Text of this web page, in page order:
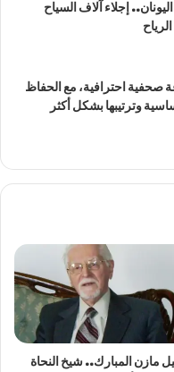
إجلاء آلاف السياح
صحفية احترافية، مع الحفاظ
وترتيبها بشكل أكثر
مازن المبارك.. شيخ النحاة